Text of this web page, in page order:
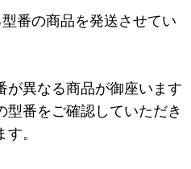
番の商品を発送させてい
が異なる商品が御座います
番をご確認していただき
。